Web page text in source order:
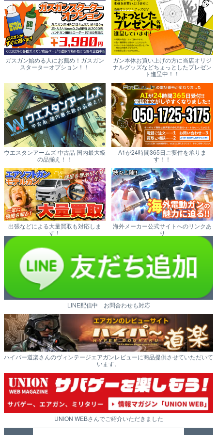
ガスガン始める人にお薦め！ガスガン
スターターオプション！！
ガン本体お買い上げの方に当店オリジ
ナルグッズなどちょっとしたプレゼン
ト進呈中！！
ウエスタンアームズ 中古品 国内最大級
の品揃え！！
A1が24時間365日ご要件を承りま
す！！
出張などによる大量買取も対応しま
す！
海外メーカー公式サイトへのリンクあ
り
LINE配信中 お問合わせも対応
ハイパー道楽さんのヴィンテージエアガンレビューに商品提供させていただいて
います。
UNION WEBさんでご紹介いただきました